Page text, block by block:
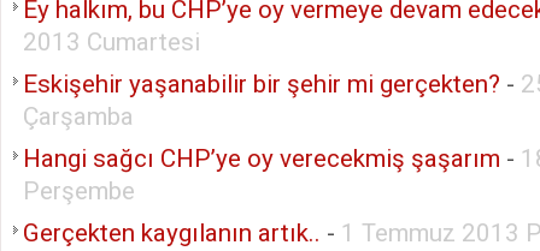
Ey halkım, bu CHP’ye oy vermeye devam
2013 Cumartesi
Eskişehir yaşanabilir bir şehir mi gerçekten? -
Çarşamba
Hangi sağcı CHP’ye oy verecekmiş şaşarım -
Perşembe
Gerçekten kaygılanın artık.. - 1 Temmuz 2013